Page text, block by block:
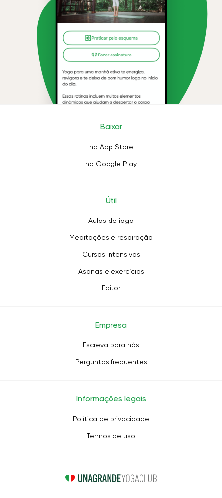
Baixar
na App Store
no Google Play
Útil
Aulas de ioga
Meditações e respiração
Cursos intensivos
Asanas e exercícios
Editor
Empresa
Escreva para nós
Perguntas frequentes
Informações legais
Política de privacidade
Termos de uso